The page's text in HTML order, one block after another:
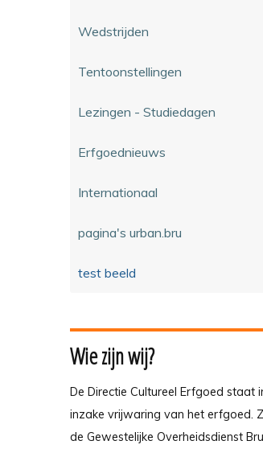
Wedstrijden
Tentoonstellingen
Lezingen - Studiedagen
Erfgoednieuws
Internationaal
pagina's urban.bru
test beeld
Wie zijn wij?
De Directie Cultureel Erfgoed
inzake vrijwaring van het erfgoed.
de Gewestelijke Overheidsdienst